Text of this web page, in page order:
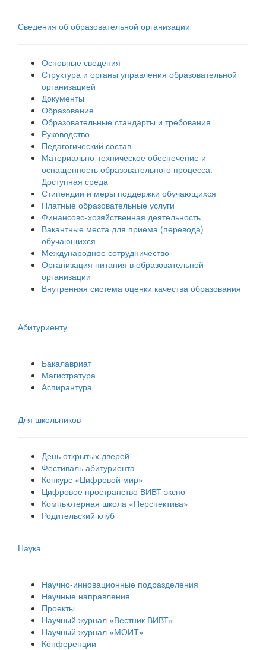
Сведения об образовательной организации
Основные сведения
Структура и органы управления образовательной
организацией
Документы
Образование
Образовательные стандарты и требования
Руководство
Педагогический состав
Материально-техническое обеспечение и
оснащенность образовательного процесса.
Доступная среда
Стипендии и меры поддержки обучающихся
Платные образовательные услуги
Финансово-хозяйственная деятельность
Вакантные места для приема (перевода)
обучающихся
Международное сотрудничество
Организация питания в образовательной
организации
Внутренняя система оценки качества образования
Абитуриенту
Бакалавриат
Магистратура
Аспирантура
Для школьников
День открытых дверей
Фестиваль абитуриента
Конкурс «Цифровой мир»
Цифровое пространство ВИВТ экспо
Компьютерная школа «Перспектива»
Родительский клуб
Наука
Научно-инновационные подразделения
Научные направления
Проекты
Научный журнал «Вестник ВИВТ»
Научный журнал «МОИТ»
Конференции